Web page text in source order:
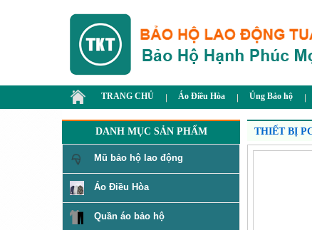
TRANG CHỦ Áo Điều Hòa Ủng Bảo hộ
DANH MỤC SẢN PHẨM
Mũ bảo hộ lao động
Áo Điều Hòa
Quần áo bảo hộ
THIẾT BỊ